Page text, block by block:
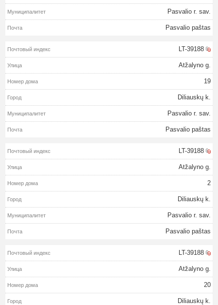
Pasvalio r. sav.
Pasvalio paštas
LT-39188
Atžalyno g.
19
Diliauskų k.
Pasvalio r. sav.
Pasvalio paštas
LT-39188
Atžalyno g.
2
Diliauskų k.
Pasvalio r. sav.
Pasvalio paštas
LT-39188
Atžalyno g.
20
Diliauskų k.